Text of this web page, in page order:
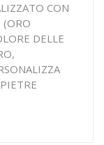
CON
(ORO
DELLE